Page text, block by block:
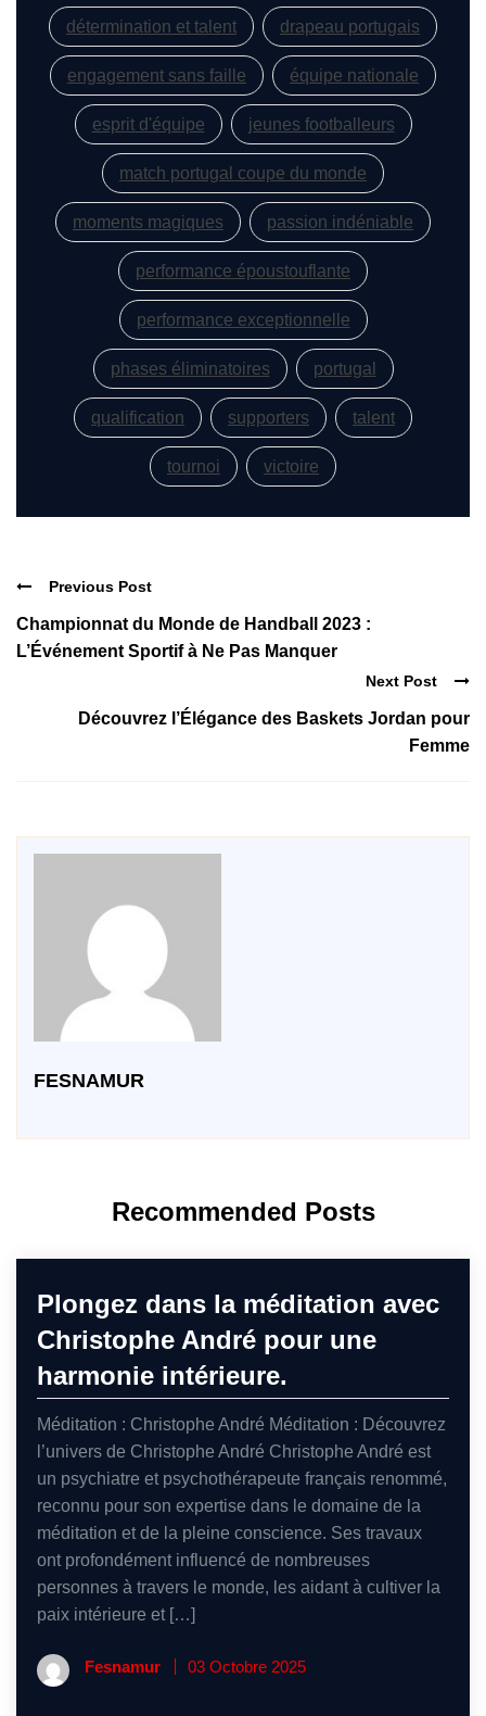
détermination et talent drapeau portugais
engagement sans faille équipe nationale
esprit d'équipe jeunes footballeurs
match portugal coupe du monde
moments magiques passion indéniable
performance époustouflante
performance exceptionnelle
phases éliminatoires portugal
qualification supporters talent
tournoi victoire
Previous Post
Championnat du Monde de Handball 2023 :
L’Événement Sportif à Ne Pas Manquer
Next Post
Découvrez l’Élégance des Baskets Jordan pour
Femme
FESNAMUR
Recommended Posts
Plongez dans la méditation avec
Christophe André pour une
harmonie intérieure.
Méditation : Christophe André Méditation : Découvrez
l’univers de Christophe André Christophe André est
un psychiatre et psychothérapeute français renommé,
reconnu pour son expertise dans le domaine de la
méditation et de la pleine conscience. Ses travaux
ont profondément influencé de nombreuses
personnes à travers le monde, les aidant à cultiver la
paix intérieure et […]
Fesnamur 03 Octobre 2025